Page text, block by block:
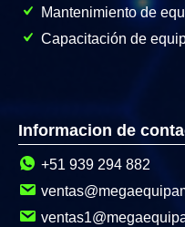
Mantenimiento de
Capacitación de
Informacion de
+51 939 294 882